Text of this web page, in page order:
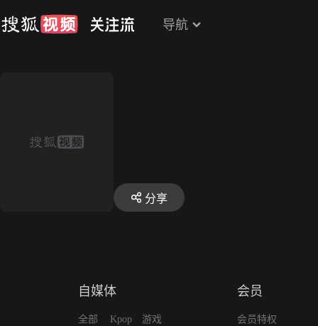
导航
分享
自媒体
全部
Kpop
游戏
会员
会员特权